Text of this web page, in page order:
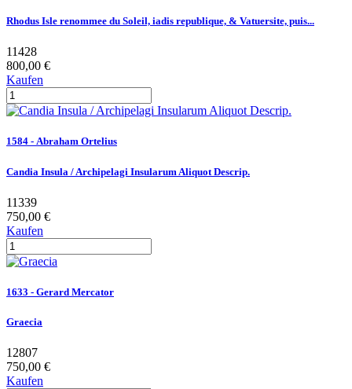
Rhodus Isle renommee du Soleil, iadis republique, & Vatuersite, puis...
11428
800,00 €
Kaufen
1584 - Abraham Ortelius
Candia Insula / Archipelagi Insularum Aliquot Descrip.
11339
750,00 €
Kaufen
1633 - Gerard Mercator
Graecia
12807
750,00 €
Kaufen